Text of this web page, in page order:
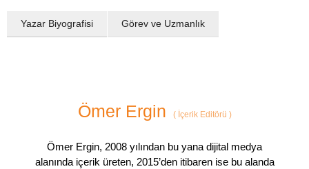
Yazar Biyografisi Görev ve Uzmanlık
Ömer Ergin (İçerik Editörü )
Ömer Ergin, 2008 yılından bu yana dijital medya
alanında içerik üreten, 2015’den itibaren ise bu alanda